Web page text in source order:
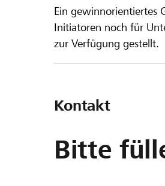
Ein gewinnorientiertes
Initiatoren noch für
zur Verfügung gestellt.
Kontakt
Bitte